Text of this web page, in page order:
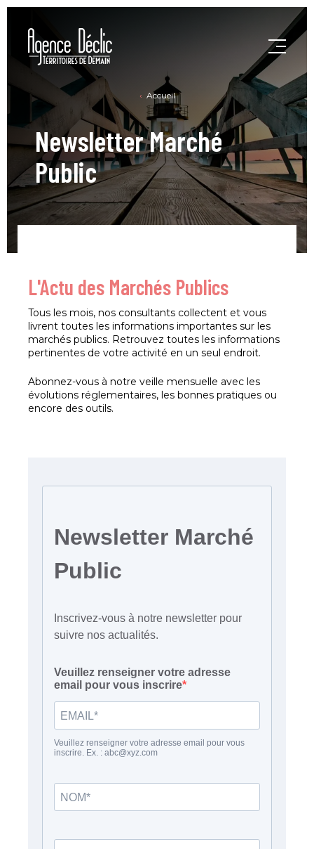
Accueil
Newsletter Marché
Public
L'Actu des Marchés Publics
Tous les mois, nos consultants collectent et vous
livrent toutes les informations importantes sur les
marchés publics. Retrouvez toutes les informations
pertinentes de votre activité en un seul endroit.
Abonnez-vous à notre veille mensuelle avec les
évolutions réglementaires, les bonnes pratiques ou
encore des outils.